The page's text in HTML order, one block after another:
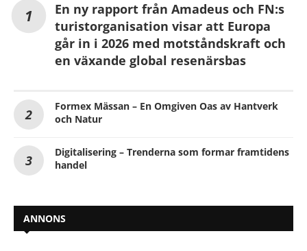
En ny rapport från Amadeus och FN:s
turistorganisation visar att Europa
går in i 2026 med motståndskraft och
en växande global resenärsbas
Formex Mässan – En Omgiven Oas av Hantverk
och Natur
Digitalisering – Trenderna som formar framtidens
handel
ANNONS